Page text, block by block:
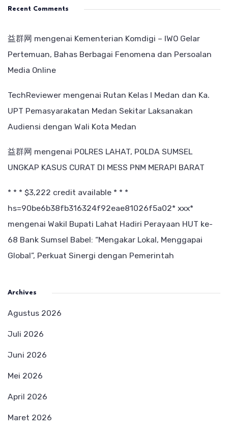
Recent Comments
益群网 mengenai Kementerian Komdigi – IWO Gelar
Pertemuan, Bahas Berbagai Fenomena dan Persoalan
Media Online
TechReviewer mengenai Rutan Kelas I Medan dan Ka.
UPT Pemasyarakatan Medan Sekitar Laksanakan
Audiensi dengan Wali Kota Medan
益群网 mengenai POLRES LAHAT, POLDA SUMSEL
UNGKAP KASUS CURAT DI MESS PNM MERAPI BARAT
* * * $3,222 credit available * * *
hs=90be6b38fb316324f92eae81026f5a02* ххх*
mengenai Wakil Bupati Lahat Hadiri Perayaan HUT ke-
68 Bank Sumsel Babel: “Mengakar Lokal, Menggapai
Global”, Perkuat Sinergi dengan Pemerintah
Archives
Agustus 2026
Juli 2026
Juni 2026
Mei 2026
April 2026
Maret 2026